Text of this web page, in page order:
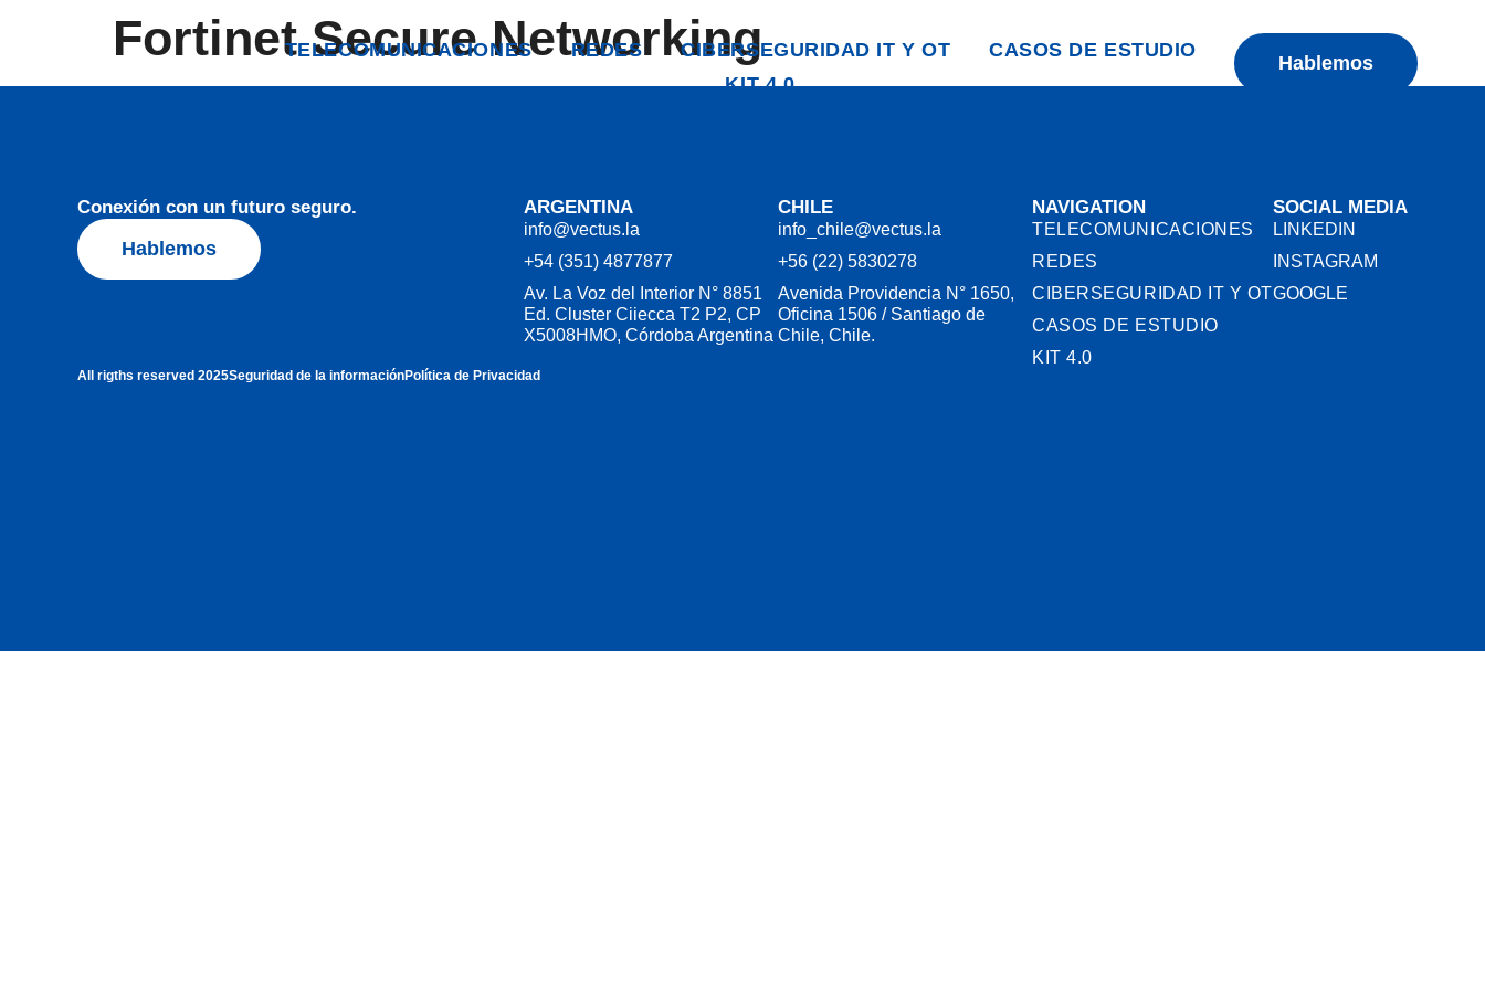
TELECOMUNICACIONES REDES CIBERSEGURIDAD IT Y OT
CASOS DE ESTUDIO
KIT 4.0
Hablemos
Fortinet Secure Networking
Conexión con un futuro seguro.
Hablemos
ARGENTINA
info@vectus.la
+54 (351) 4877877
Av. La Voz del Interior N° 8851
Ed. Cluster Ciiecca T2 P2, CP
X5008HMO, Córdoba Argentina
CHILE
info_chile@vectus.la
+56 (22) 5830278
Avenida Providencia N° 1650,
Oficina 1506 / Santiago de
Chile, Chile.
NAVIGATION
TELECOMUNICACIONES
REDES
CIBERSEGURIDAD IT Y OT
CASOS DE ESTUDIO
KIT 4.0
SOCIAL MEDIA
LINKEDIN
INSTAGRAM
GOOGLE
All rigths reserved 2025Seguridad de la informaciónPolítica de Privacidad